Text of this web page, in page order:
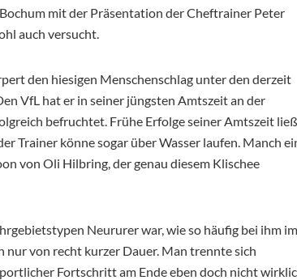
mit der Präsentation der Cheftrainer Peter
auch versucht.
den hiesigen Menschenschlag unter den derzeit
VfL hat er in seiner jüngsten Amtszeit an der
befruchtet. Frühe Erfolge seiner Amtszeit
Trainer könne sogar über Wasser laufen. Manch
von Oli Hilbring, der genau diesem Klischee
Neururer war, wie so häufig bei ihm im
nur von recht kurzer Dauer. Man trennte sich
Fortschritt am Ende eben doch nicht